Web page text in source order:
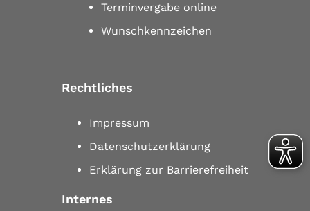
Terminvergabe online
Wunschkennzeichen
Rechtliches
Impressum
Datenschutzerklärung
Erklärung zur Barrierefreiheit
Internes